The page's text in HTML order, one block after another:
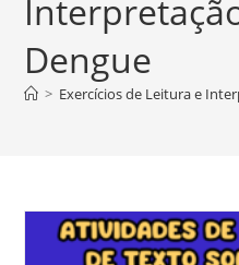
Dengue
> Exercícios de Leitura e